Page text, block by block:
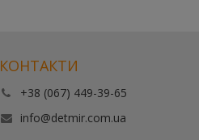
КОНТАКТИ
+38 (067) 449-39-65
info@detmir.com.ua